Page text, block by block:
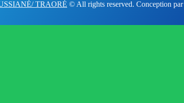
TRAORÉ © All rights reserved. Conception par